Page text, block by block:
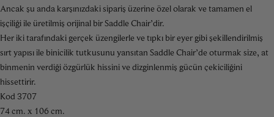
Ancak şu anda karşınızdaki sipariş üzerine özel olarak ve tamamen el
işçiliği ile üretilmiş orijinal bir Saddle Chair’dir.
Her iki tarafındaki gerçek üzengilerle ve tıpkı bir eyer gibi şekillendirilmiş
sırt yapısı ile binicilik tutkusunu yansıtan Saddle Chair’de oturmak size, at
binmenin verdiği özgürlük hissini ve dizginlenmiş gücün çekiciliğini
hissettirir.
Kod 3707
74 cm. x 106 cm.